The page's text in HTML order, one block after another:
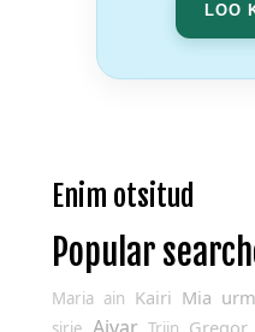
LOO
Enim otsitud
Popular
Maria ain Kairi Mia